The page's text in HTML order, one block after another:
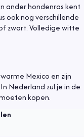
ander hondenras kent
ook nog verschillende
zwart. Volledige witte
Mexico en zijn
Nederland zul je in de
kopen.